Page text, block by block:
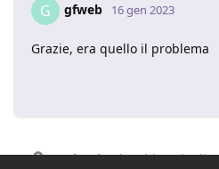
G gfweb 16 gen 2023
Grazie, era quello il problema
Valentinaha chiuso la